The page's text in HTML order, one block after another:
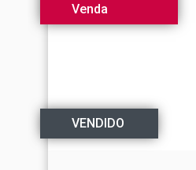
Venda
VENDIDO